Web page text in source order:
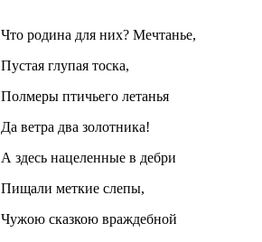
Что родина для них? Мечтанье,
Пустая глупая тоска,
Полмеры птичьего летанья
Да ветра два золотника!
А здесь нацеленные в дебри
Пищали меткие слепы,
Чужою сказкою враждебной